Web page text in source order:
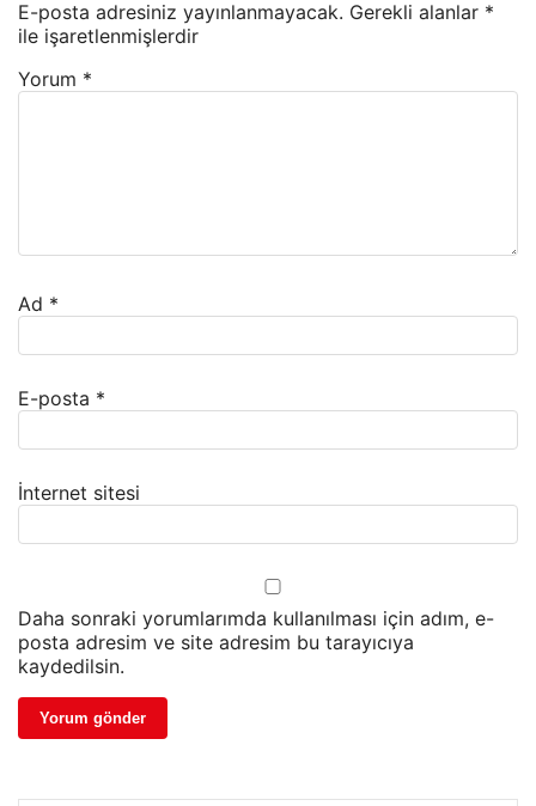
E-posta adresiniz yayınlanmayacak. Gerekli alanlar *
ile işaretlenmişlerdir
Yorum *
Ad *
E-posta *
İnternet sitesi
Daha sonraki yorumlarımda kullanılması için adım, e-
posta adresim ve site adresim bu tarayıcıya
kaydedilsin.